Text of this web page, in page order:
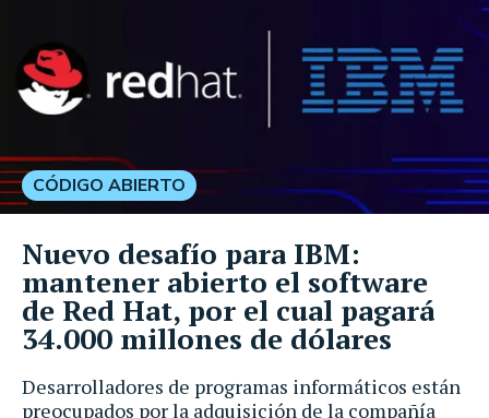
Desarrolladores de programas informáticos están
preocupados por la adquisición de la compañía
CÓDIGO ABIERTO
Nuevo desafío para IBM:
mantener abierto el software
de Red Hat, por el cual pagará
34.000 millones de dólares